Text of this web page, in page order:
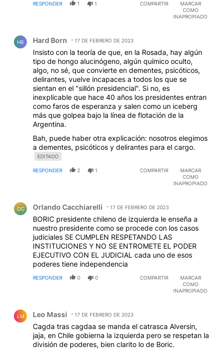
RESPONDER 1 1 COMPARTIR
MARCAR
COMO
INAPROPIADO
HB Hard Born 17 DE FEBRERO DE 2023
Insisto con la teoría de que, en la Rosada, hay algún
tipo de hongo alucinógeno, algún químico oculto,
algo, no sé, que convierte en dementes, psicóticos,
delirantes, vuelve incapaces a todos los que se
sientan en el "sillón presidencial". Si no, es
inexplicable que hace 40 años los presidentes entran
como faros de esperanza y salen como un iceberg
más que golpea bajo la línea de flotación de la
Argentina.
Bah, puede haber otra explicación: nosotros elegimos
a dementes, psicóticos y delirantes para el cargo.
EDITADO
RESPONDER 2 1 COMPARTIR
MARCAR
COMO
INAPROPIADO
OC Orlando Cacchiarelli 17 DE FEBRERO DE 2023
BORIC presidente chileno de izquierda le enseña a
nuestro presidente como se procede con los casos
judiciales SE CUMPLEN RESPETANDO LAS
INSTITUCIONES Y NO SE ENTROMETE EL PODER
EJECUTIVO CON EL JUDICIAL cada uno de esos
poderes tiene independencia
RESPONDER 0 0 COMPARTIR
MARCAR
COMO
INAPROPIADO
LM Leo Massi 17 DE FEBRERO DE 2023
Cagda tras cagdaa se manda el catrasca Alversin,
jaja, en Chile gobierna la izquierda pero se respetan la
división de poderes, bien clarito lo de Boric.